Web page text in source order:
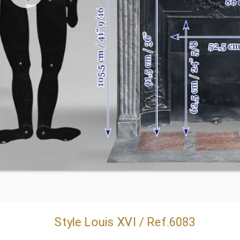
Style Louis XVI / Ref.6083